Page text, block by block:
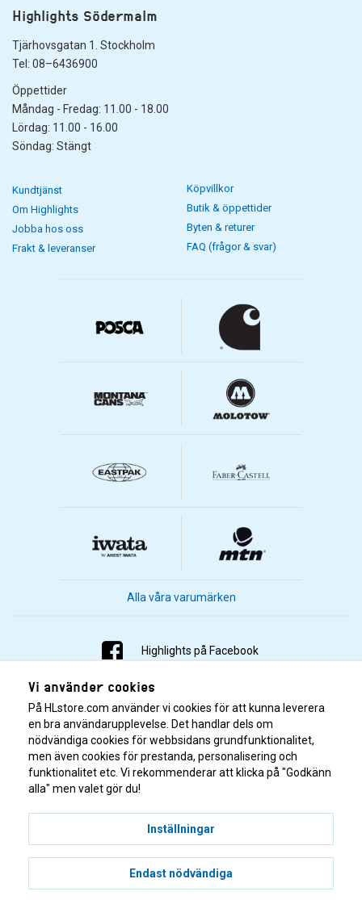
Highlights Södermalm
Tjärhovsgatan 1. Stockholm
Tel: 08–6436900
Öppettider
Måndag - Fredag: 11.00 - 18.00
Lördag: 11.00 - 16.00
Söndag: Stängt
Kundtjänst
Om Highlights
Jobba hos oss
Frakt & leveranser
Köpvillkor
Butik & öppettider
Byten & returer
FAQ (frågor & svar)
Alla våra varumärken
Highlights på Facebook
Highlights på Instagram
Highlights på Youtube
Highlights på Tiktok
© 2001–2026 Highlights/KR Distribution AB.
Vi använder cookies
På HLstore.com använder vi cookies för att kunna leverera
en bra användarupplevelse. Det handlar dels om
nödvändiga cookies för webbsidans grundfunktionalitet,
men även cookies för prestanda, personalisering och
funktionalitet etc. Vi rekommenderar att klicka på "Godkänn
alla" men valet gör du!
Inställningar
Endast nödvändiga